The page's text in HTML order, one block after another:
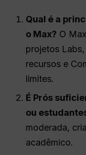
Qual é a
o Max? O
projetos
recursos e
limites.
É Prós
ou
moderada,
acadêmico.